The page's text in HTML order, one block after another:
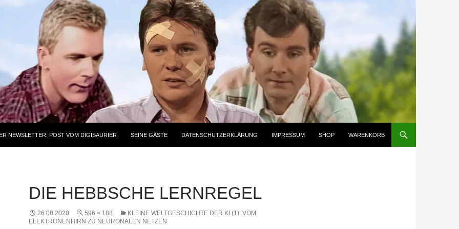
NEWSLETTER: POST VOM DIGISAURIER SEINE GÄSTE DATENSCHUTZERKLÄRUNG IMPRESSUM SHOP WARENKORB
DIE HEBBSCHE LERNREGEL
26.08.2020 596 × 188
KLEINE WELTGESCHICHTE DER KI (1): VOM
ELEKTRONENHIRN ZU NEURONALEN NETZEN